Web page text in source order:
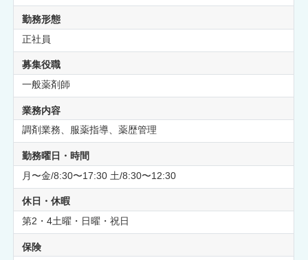
勤務形態
正社員
募集役職
一般薬剤師
業務内容
調剤業務、服薬指導、薬歴管理
勤務曜日・時間
月〜金/8:30〜17:30 土/8:30〜12:30
休日・休暇
第2・4土曜・日曜・祝日
保険